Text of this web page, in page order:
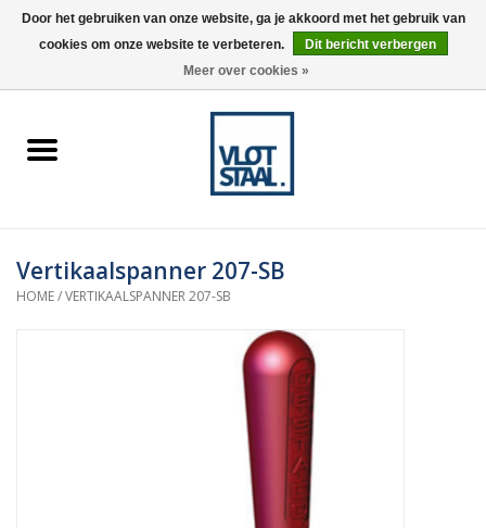
0 Artikelen - €0,00
spanners
Vertikaalspanner 207-SB
HOME/VERTIKAALSPANNER 207-SB
Door het gebruiken van onze website, ga je akkoord met het gebruik van
cookies om onze website te verbeteren.
Dit bericht verbergen
Meer over cookies »